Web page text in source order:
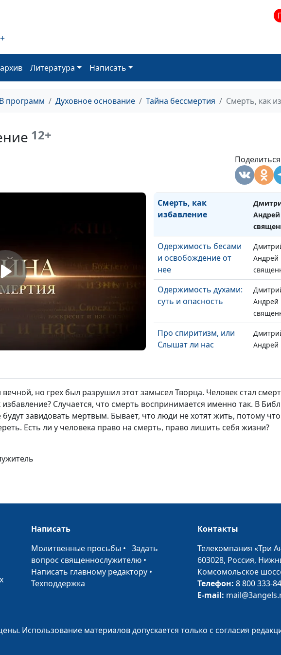
Литература Написать
программ Духовное основание Тайна бессмертия Смерть, как
12+
Смерть, как
избавление
Одержимость бесами
и освобождение от
нее
Одержимость духами:
суть и опасность
Про спиритизм, или
Слышат ли нас
Человек после смерти:
можно ли вызвать
умершего?
Крещение человека в
библейском
Андрей
Кого спасает Бог?
Как избежать смерти?
Последняя битва Бога
Когда будет
но грех был разрушил этот замысел Творца. Человек стал
Случается, что смерть воспринимается именно так. В
завидовать мертвым. Бывает, что люди не хотят жить, потому
Есть ли у человека право на смерть, право лишить себя жизни?
Написать
Молитвенные просьбы •Задать
вопрос священнослужителю •
Написать главному редактору •
Техподдержка
Контакты
Телекомпания «Три
603028, Россия,
Комсомольское
Телефон: 8 800 333-
E-mail:
Использование материалов допускается только с согласия